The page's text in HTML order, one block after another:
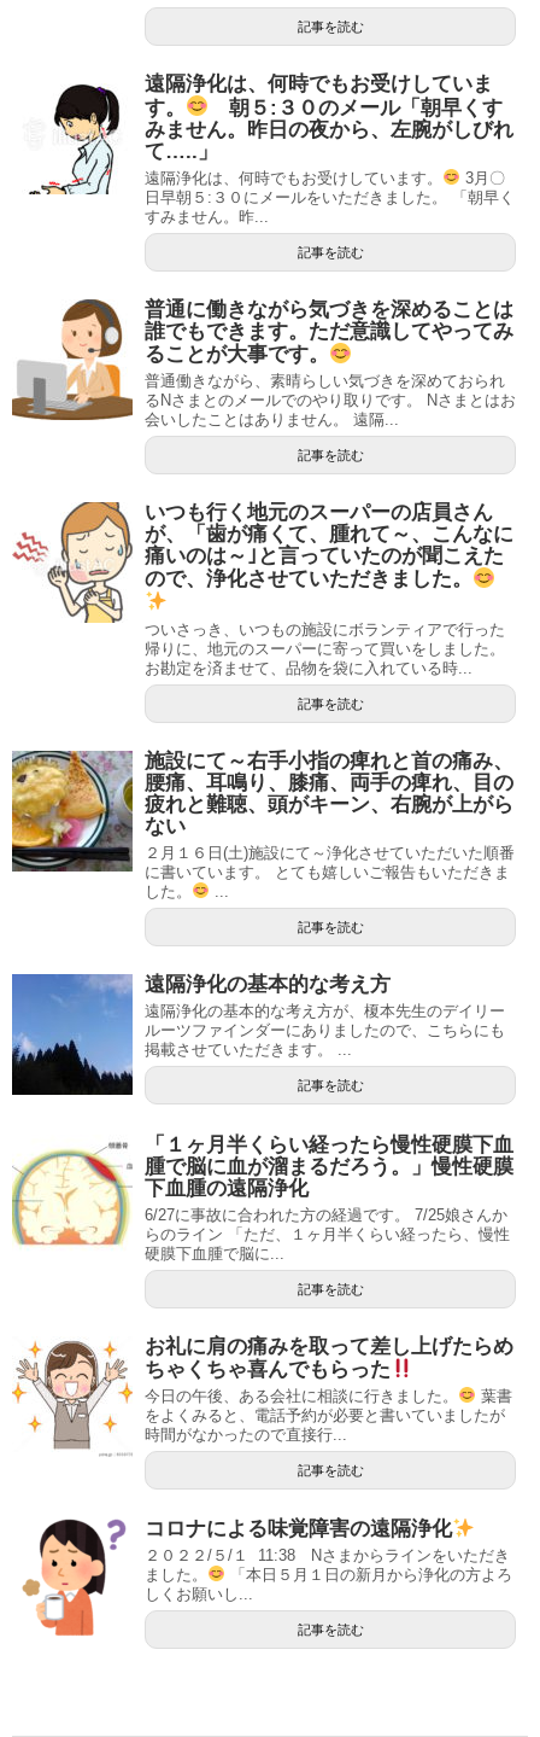
記事を読む
遠隔浄化は、何時でもお受けしていま
す。
朝５:３０のメール「朝早くす
みません。昨日の夜から、左腕がしびれ
て…..」
遠隔浄化は、何時でもお受けしています。
3月〇
日早朝５:３０にメールをいただきました。 「朝早く
すみません。昨...
記事を読む
普通に働きながら気づきを深めることは
誰でもできます。ただ意識してやってみ
ることが大事です。
普通働きながら、素晴らしい気づきを深めておられ
るNさまとのメールでのやり取りです。 Nさまとはお
会いしたことはありません。 遠隔...
記事を読む
いつも行く地元のスーパーの店員さん
が、「歯が痛くて、腫れて～、こんなに
痛いのは～｣と言っていたのが聞こえた
ので、浄化させていただきました。
ついさっき、いつもの施設にボランティアで行った
帰りに、地元のスーパーに寄って買いをしました。
お勘定を済ませて、品物を袋に入れている時...
記事を読む
施設にて～右手小指の痺れと首の痛み、
腰痛、耳鳴り、膝痛、両手の痺れ、目の
疲れと難聴、頭がキーン、右腕が上がら
ない
２月１６日(土)施設にて～浄化させていただいた順番
に書いています。 とても嬉しいご報告もいただきま
した。
記事を読む
遠隔浄化の基本的な考え方
遠隔浄化の基本的な考え方が、榎本先生のデイリー
ルーツファインダーにありましたので、こちらにも
掲載させていただきます。 ...
記事を読む
「１ヶ月半くらい経ったら慢性硬膜下血
腫で脳に血が溜まるだろう。」慢性硬膜
下血腫の遠隔浄化
6/27に事故に合われた方の経過です。 7/25娘さんか
らのライン 「ただ、１ヶ月半くらい経ったら、慢性
硬膜下血腫で脳に...
記事を読む
お礼に肩の痛みを取って差し上げたらめ
ちゃくちゃ喜んでもらった
今日の午後、ある会社に相談に行きました。
葉書
をよくみると、電話予約が必要と書いていましたが
時間がなかったので直接行...
記事を読む
コロナによる味覚障害の遠隔浄化
２０２２/５/１ 11:38 Nさまからラインをいただき
ました。
「本日５月１日の新月から浄化の方よろ
しくお願いし...
記事を読む